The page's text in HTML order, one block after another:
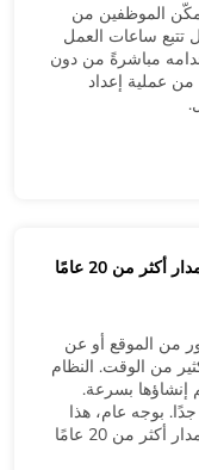
الموظفين من
تتبع ساعات العمل
مباشرةً من دون
عملية إعداد
أفضل تطبيق سجلات دوام استخدمته على مدار أكثر من 20 عامًا
من الموقع أو عن
من الوقت. النظام
إنشاؤها بسرعة.
بوجه عام، هذا
أفضل تطبيق سجلات دوام استخدمته على مدار أكثر من 20 عامًا